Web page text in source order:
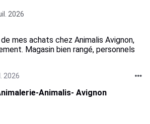
2026
mes achats chez Animalis Avignon,
Magasin bien rangé, personnels
2026
Animalis- Avignon